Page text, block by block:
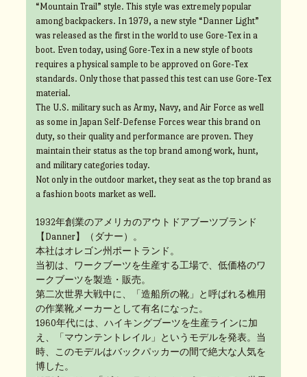
“Mountain Trail” style. This style was extremely popular
among backpackers. In 1979, a new style “Danner Light”
was released as the first in the world to use Gore-Tex in a
boot. Even today, using Gore-Tex in a new style of boots
requires a physical sample to be approved on Gore-Tex
standards. Only those that passed this test can use Gore-Tex
material.
The U.S. military such as Army, Navy, and Air Force as well
as some in Japan Self-Defense Forces wear this brand on
duty, so their quality and performance are proven. They
maintain their status as the top brand among work, hunt,
and military categories today.
Not only in the outdoor market, they seat as the top brand as
a fashion boots market as well.
1932年創業のアメリカのアウトドアブーツブランド
【Danner】（ダナー）。
本社はオレゴン州ポートランド。
当初は、ワークブーツを生産する工場で、低価格のワ
ークブーツを製造・販売。
第二次世界大戦中に、「造船所の靴」と呼ばれる樵用
の作業靴メーカーとして有名になった。
1960年代には、ハイキングブーツを生産ラインに加
え、「マウンテントレイル」というモデルを発表。当
時、このモデルはバックパッカーの間で絶大な人気を
博した。